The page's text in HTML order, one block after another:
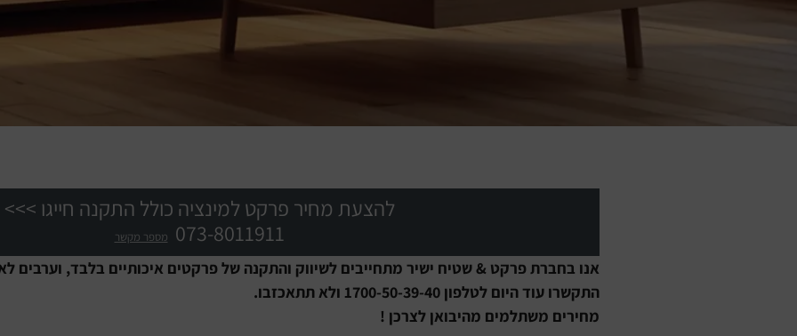
להצעת מחיר פרקט למינציה כולל התקנה חייגו >>>
073-8011911 מספר מקשר
אנו בחברת פרקט & שטיח ישיר מתחייבים לשיווק והתקנה של פרקטים איכותיים בלבד, וערבים
התקשרו עוד היום לטלפון 1700-50-39-40 ולא תתאכזבו.
מחירים משתלמים מהיבואן לצרכן !